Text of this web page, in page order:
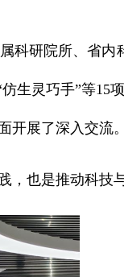
研院所、省内
生灵巧手”等15
展了深入交流。
也是推动科技